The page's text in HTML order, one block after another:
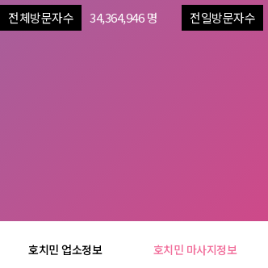
전체방문자수 34,364,946 명 전일방문자수
호치민 업소정보 호치민 마사지정보